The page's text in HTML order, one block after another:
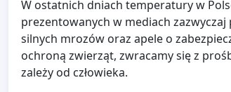
W ostatnich dniach temperatury w
prezentowanych w mediach
silnych mrozów oraz apele o
ochroną zwierząt, zwracamy się z
zależy od człowieka.